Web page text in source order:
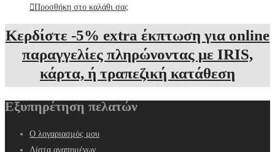
Προσθήκη στο καλάθι σας
Κερδίστε -5% extra έκπτωση για online
παραγγελίες πληρώνοντας με IRIS,
κάρτα, ή τραπεζική κατάθεση
Εξυπηρέτηση πελατών
Ο λογαριασμός μου
Λίστα αγαπημένων